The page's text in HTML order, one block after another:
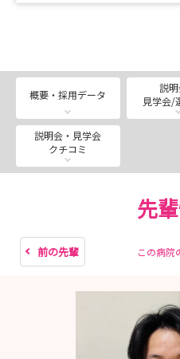
令和９年1月16日（土）
付期間：令和８年12月1日
令和９年2月17日（水）
ター 受付期間：令和９年1
令和９年2月18日（木）
和９年1月1日（金）～1月28
令和９年3月5日（金）病
令和９年3月11日（木）
令和９年3月12日（金）病
付期間：令和９年2月1日（
第1回:令和８年8月5日（水
令和８年7月1日（水）-7
概要・採用データ
説明
見学会/
説明会・見学会
クチコミ
先
前の先輩 この病院